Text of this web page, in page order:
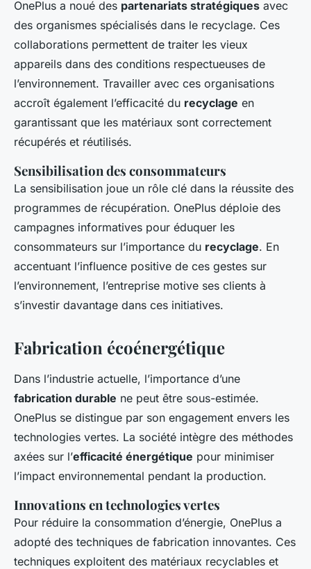
OnePlus a noué des partenariats stratégiques avec
des organismes spécialisés dans le recyclage. Ces
collaborations permettent de traiter les vieux
appareils dans des conditions respectueuses de
l’environnement. Travailler avec ces organisations
accroît également l’efficacité du recyclage en
garantissant que les matériaux sont correctement
récupérés et réutilisés.
Sensibilisation des consommateurs
La sensibilisation joue un rôle clé dans la réussite des
programmes de récupération. OnePlus déploie des
campagnes informatives pour éduquer les
consommateurs sur l’importance du recyclage. En
accentuant l’influence positive de ces gestes sur
l’environnement, l’entreprise motive ses clients à
s’investir davantage dans ces initiatives.
Fabrication écoénergétique
Dans l’industrie actuelle, l’importance d’une
fabrication durable ne peut être sous-estimée.
OnePlus se distingue par son engagement envers les
technologies vertes. La société intègre des méthodes
axées sur l’efficacité énergétique pour minimiser
l’impact environnemental pendant la production.
Innovations en technologies vertes
Pour réduire la consommation d’énergie, OnePlus a
adopté des techniques de fabrication innovantes. Ces
techniques exploitent des matériaux recyclables et